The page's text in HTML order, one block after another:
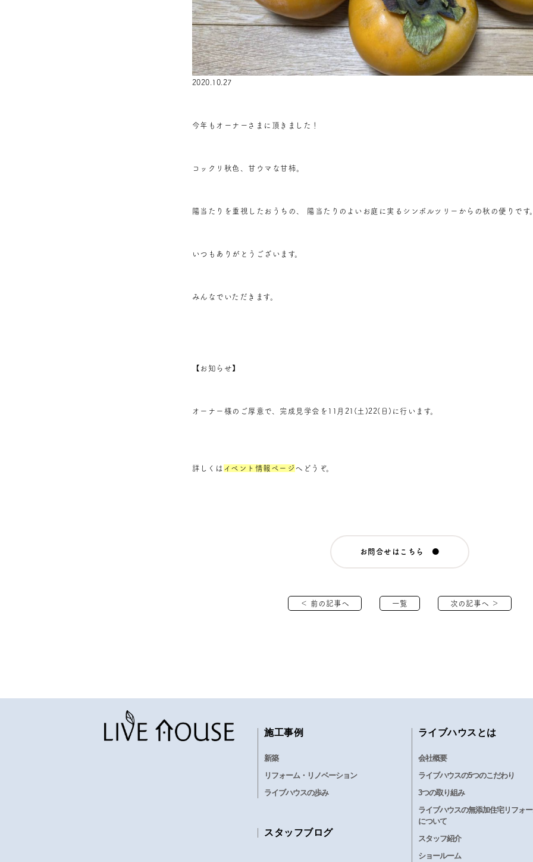
2020.10.27
今年もオーナーさまに頂きました！
コックリ秋色、甘ウマな甘柿。
陽当たりを重視したおうちの、 陽当たりのよいお庭に実るシンボルツリーからの秋の便りです
いつもありがとうございます。
みんなでいただきます。
【お知らせ】
オーナー様のご厚意で、完成見学会を11月21(土)22(日)に行います。
詳しくは イベント情報ページ へどうぞ。
お問合せはこちら ●
＜ 前の記事へ 一覧 次の記事へ ＞
施工事例
新築
リフォーム・リノベーション
ライブハウスの歩み
スタッフブログ
ライブハウスとは
会社概要
ライブハウスの5つのこだわり
3つの取り組み
ライブハウスの無添加住宅リフォ
について
スタッフ紹介
ショールーム